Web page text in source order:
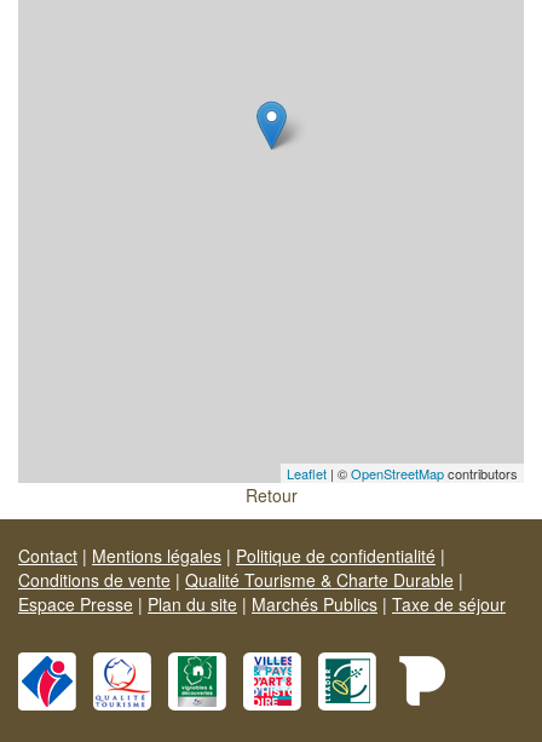
Leaflet | ©OpenStreetMapcontributors
Retour
Contact | Mentions légales | Politique de confidentialité |
Conditions de vente | Qualité Tourisme & Charte Durable |
Espace Presse | Plan du site | Marchés Publics | Taxe de séjour